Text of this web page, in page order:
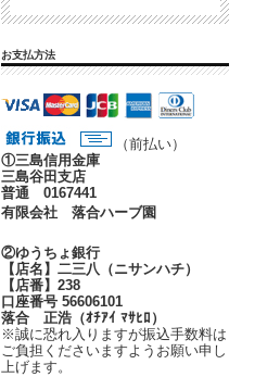
お支払方法
（前払い）
①三島信用金庫
三島谷田支店
普通 0167441
有限会社 落合ハーブ園
②ゆうちょ銀行
【店名】二三八（ニサンハチ）
【店番】238
口座番号 56606101
落合 正浩（ｵﾁｱｲ ﾏｻﾋﾛ）
※誠に恐れ入りますが振込手数料は
ご負担くださいますようお願い申し
上げます。